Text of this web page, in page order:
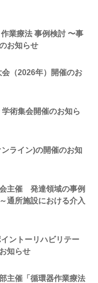
業療法 事例検討 〜事
お知らせ
（2026年）開催のお
術集会開催のお知ら
ライン)の開催のお知
主催 発達領域の事例
通所施設における介入
ントーリハビリテー
知らせ
主催「循環器作業療法